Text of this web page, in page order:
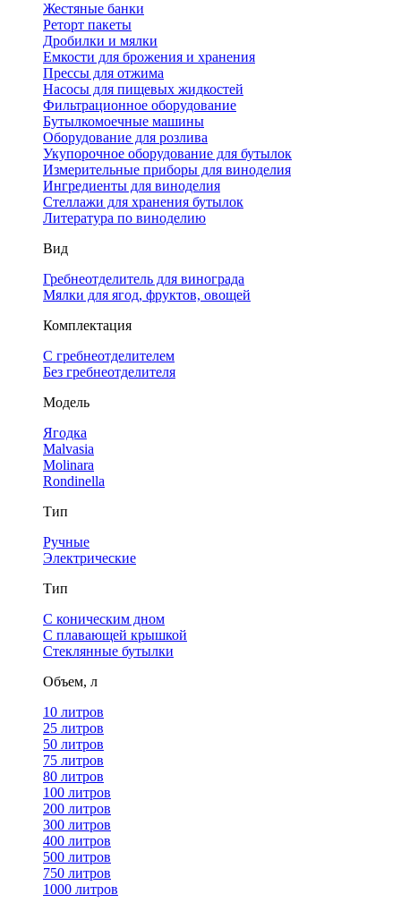
Жестяные банки
Реторт пакеты
Дробилки и мялки
Емкости для брожения и хранения
Прессы для отжима
Насосы для пищевых жидкостей
Фильтрационное оборудование
Бутылкомоечные машины
Оборудование для розлива
Укупорочное оборудование для бутылок
Измерительные приборы для виноделия
Ингредиенты для виноделия
Стеллажи для хранения бутылок
Литература по виноделию
Вид
Гребнеотделитель для винограда
Мялки для ягод, фруктов, овощей
Комплектация
С гребнеотделителем
Без гребнеотделителя
Модель
Ягодка
Malvasia
Molinara
Rondinella
Тип
Ручные
Электрические
Тип
С коническим дном
С плавающей крышкой
Стеклянные бутылки
Объем, л
10 литров
25 литров
50 литров
75 литров
80 литров
100 литров
200 литров
300 литров
400 литров
500 литров
750 литров
1000 литров